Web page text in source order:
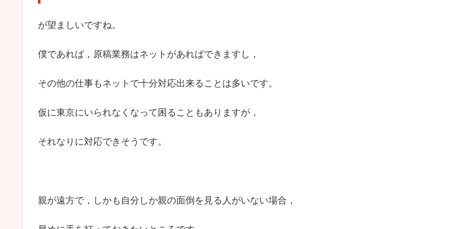
が望ましいですね。
僕であれば，原稿業務はネットがあればできますし，
その他の仕事もネットで十分対応出来ることは多いです。
仮に東京にいられなくなって困ることもありますが，
それなりに対応できそうです。
親が遠方で，しかも自分しか親の面倒を見る人がいない場合，